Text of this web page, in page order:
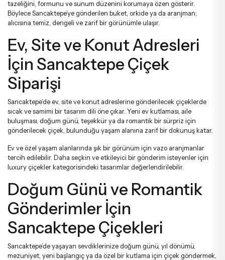
tazeliğini, formunu ve sunum düzenini korumaya özen gösterir.
Böylece Sancaktepe’ye gönderilen buket, orkide ya da aranjman;
alıcısına temiz, dengeli ve zarif bir görünümle ulaşır.
Ev, Site ve Konut Adresleri
İçin Sancaktepe Çiçek
Siparişi
Sancaktepe’de ev, site ve konut adreslerine gönderilecek çiçeklerde
sıcak ve samimi bir tasarım dili öne çıkar. Yeni ev kutlaması, aile
buluşması, doğum günü, teşekkür ya da romantik bir sürpriz için
gönderilecek çiçek, bulunduğu yaşam alanına zarif bir dokunuş katar.
Ev ve özel yaşam alanlarında şık bir görünüm için vazo aranjmanlar
tercih edilebilir. Daha seçkin ve etkileyici bir gönderim isteyenler için
luxury çiçeklerkategorisindeki tasarımlar değerlendirilebilir.
Doğum Günü ve Romantik
Gönderimler İçin
Sancaktepe Çiçekleri
Sancaktepe’de yaşayan sevdiklerinize doğum günü, yıl dönümü,
mezuniyet, yeni başlangıç ya da özel bir kutlama için çiçek göndermek,